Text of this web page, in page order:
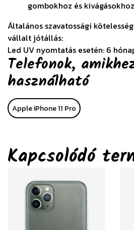
gombokhoz és kivágásokhoz
Általános szavatossági
vállalt jótállás:
Led UV nyomtatás esetén: 6
Telefonok,
használható
Apple iPhone 11 Pro
Kapcsolódó